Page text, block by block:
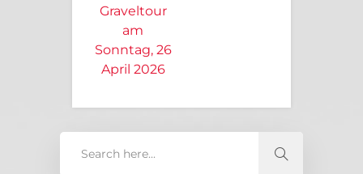
Graveltour
am
Sonntag, 26
April 2026